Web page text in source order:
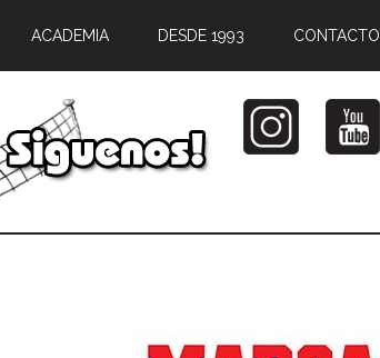
ACADEMIA DESDE 1993 CONTACTO